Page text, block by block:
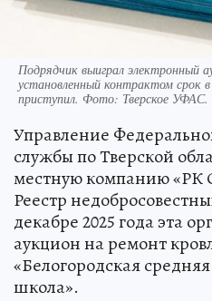
Подрядчик выиграл электронный
установленный контрактом срок
приступил. Фото: Тверское УФАС.
Управление
службы по Тверской
местную компанию
Реестр
декабре 2025 года эта
аукцион на ремонт
«Белогородская
школа».